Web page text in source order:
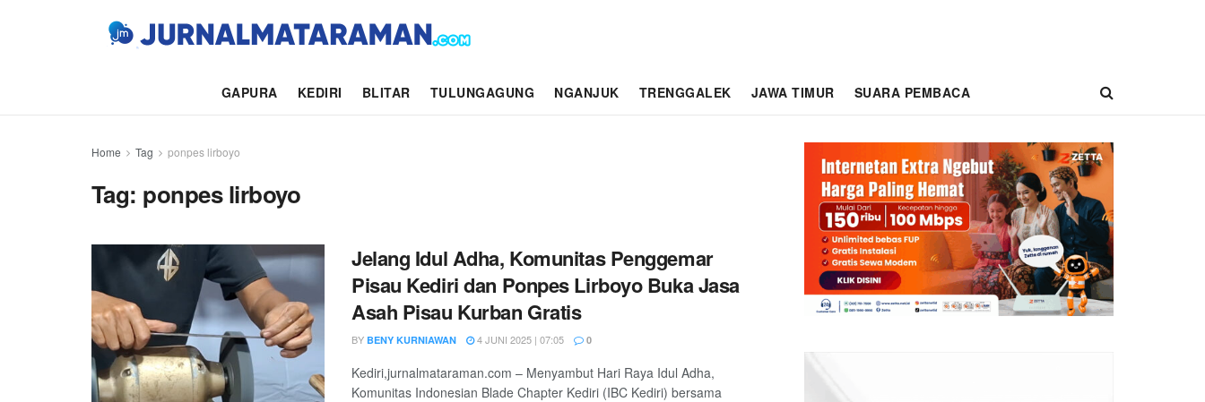
GAPURA KEDIRI BLITAR TULUNGAGUNG NGANJUK TRENGGALEK JAWA TIMUR SUARA PEMBACA
Home Tag ponpes lirboyo
Tag: ponpes lirboyo
Jelang Idul Adha, Komunitas Penggemar
Pisau Kediri dan Ponpes Lirboyo Buka Jasa
Asah Pisau Kurban Gratis
BY BENY KURNIAWAN 4 JUNI 2025 | 07:05 0
Kediri,jurnalmataraman.com – Menyambut Hari Raya Idul Adha,
Komunitas Indonesian Blade Chapter Kediri (IBC Kediri) bersama